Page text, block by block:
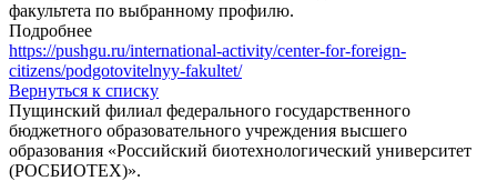
факультета по выбранному профилю.
Подробнее
https://pushgu.ru/international-activity/center-for-foreign-
citizens/podgotovitelnyy-fakultet/
Вернуться к списку
Пущинский филиал федерального государственного
бюджетного образовательного учреждения высшего
образования «Российский биотехнологический университет
(РОСБИОТЕХ)».